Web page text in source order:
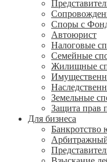
Споры с
Автоюрист
Налоговые
Семейные
Жилищные
Земельные
Защита прав
Для бизнеса
Банкротство